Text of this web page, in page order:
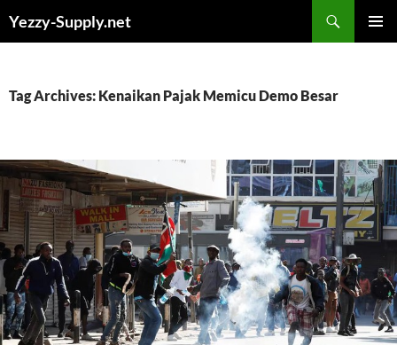
Yezzy-Supply.net
Tag Archives: Kenaikan Pajak Memicu Demo Besar